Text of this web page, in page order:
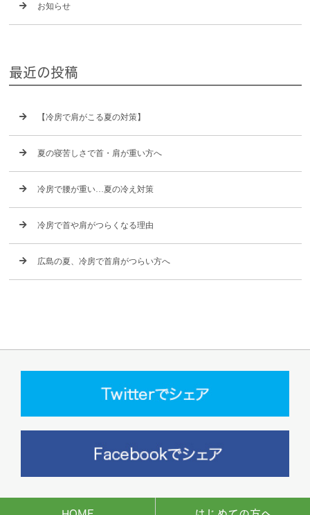
お知らせ
最近の投稿
【冷房で肩がこる夏の対策】
夏の寝苦しさで首・肩が重い方へ
冷房で腰が重い…夏の冷え対策
冷房で首や肩がつらくなる理由
広島の夏、冷房で首肩がつらい方へ